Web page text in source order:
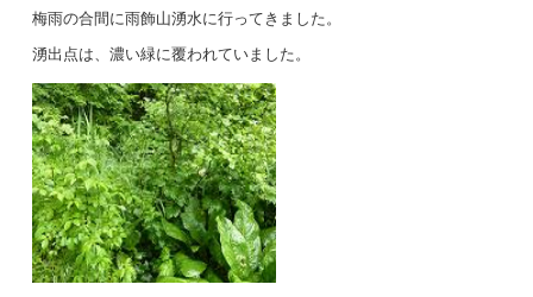
梅雨の合間に雨飾山湧水に行ってきました。
湧出点は、濃い緑に覆われていました。